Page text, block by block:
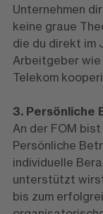
Unternehmen
keine graue
die du direkt im
Arbeitgeber wie
Telekom
3. Persönliche
An der FOM
Persönliche
individuelle
unterstützt
bis zum